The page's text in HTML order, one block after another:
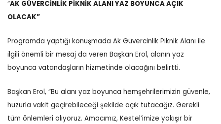
“AK GÜVERCİNLİK PİKNİK ALANI YAZ BOYUNCA AÇIK
OLACAK”
Programda yaptığı konuşmada Ak Güvercinlik Piknik Alanı ile
ilgili önemli bir mesaj da veren Başkan Erol, alanın yaz
boyunca vatandaşların hizmetinde olacağını belirtti.
Başkan Erol, “Bu alanı yaz boyunca hemşehrilerimizin güvenle,
huzurla vakit geçirebileceği şekilde açık tutacağız. Gerekli
tüm önlemleri alıyoruz. Amacımız, Kestel’imize yakışır bir